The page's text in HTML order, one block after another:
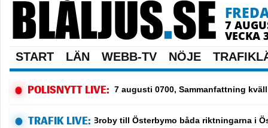
7
VECKA
START LÄN WEBB-TV NÖJE
POLISNYTT LIVE: 7 augusti 0231, Rattfylleri, Lund
TRAFIK LIVE: Trafikolycka på Väg 578 från Bergaholm t